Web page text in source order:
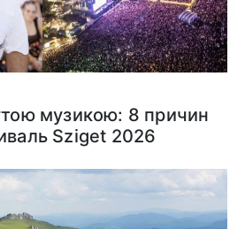
музикою: 8 причин
Sziget 2026